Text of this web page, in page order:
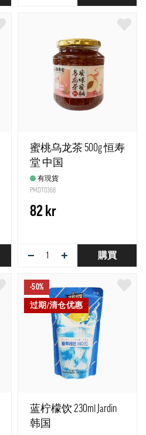
蜜桃乌龙茶 500g 恒寿
堂 中国
有現貨
PMDT0368
82 kr
− + 購買
-50%
过期/清仓优惠
蓝柠檬饮 230ml Jardin
韩国